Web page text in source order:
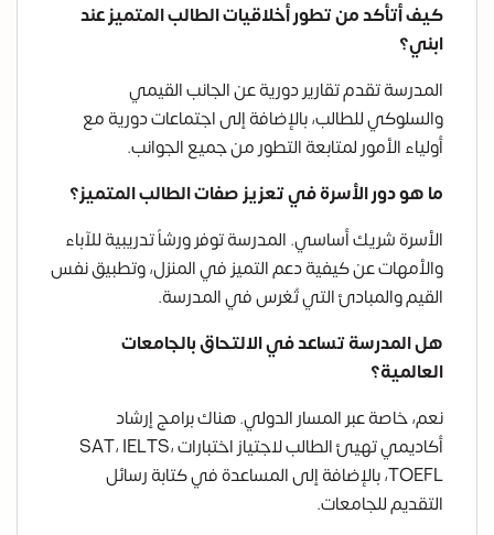
كيف أتأكد من تطور أخلاقيات الطالب المتميز عند
ابني؟
المدرسة تقدم تقارير دورية عن الجانب القيمي
والسلوكي للطالب، بالإضافة إلى اجتماعات دورية مع
أولياء الأمور لمتابعة التطور من جميع الجوانب.
ما هو دور الأسرة في تعزيز صفات الطالب المتميز؟
الأسرة شريك أساسي. المدرسة توفر ورشاً تدريبية للآباء
والأمهات عن كيفية دعم التميز في المنزل، وتطبيق نفس
القيم والمبادئ التي تُغرس في المدرسة.
هل المدرسة تساعد في الالتحاق بالجامعات
العالمية؟
نعم، خاصة عبر المسار الدولي. هناك برامج إرشاد
أكاديمي تهيئ الطالب لاجتياز اختبارات SAT، IELTS،
TOEFL، بالإضافة إلى المساعدة في كتابة رسائل
التقديم للجامعات.